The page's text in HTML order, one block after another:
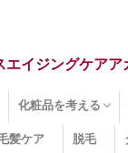
エイジングケアア
イ肌
マるみ
ジ
悩み
化粧品を考える
エイジングケア化粧
化粧水
美容液
保湿クリーム
酵素洗顔
ハンドクリーム
フェイスマスク
ほうれい線化粧品
コラーゲン化粧品
メイク化粧品
洗顔・クレンジング
オールインワン化粧
その他の化粧品
髪ケア 脱毛